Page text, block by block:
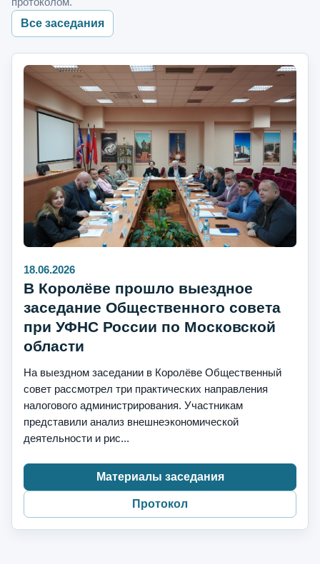
Все заседания
18.06.2026
В Королёве прошло выездное
заседание Общественного совета
при УФНС России по Московской
области
На выездном заседании в Королёве Общественный
совет рассмотрел три практических направления
налогового администрирования. Участникам
представили анализ внешнеэкономической
деятельности и рис...
Материалы заседания
Протокол